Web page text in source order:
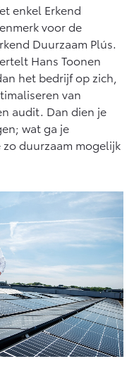
€ 27.945,-
Verso
ELEKTRISCH
€ 55.950,-
(excl. BTW)
ALS BATTERIJ-
enkel Erkend
voor de
Duurzaam Plús.
Hans Toonen
het bedrijf op zich,
van
audit. Dan dien je
wat ga je
duurzaam mogelijk